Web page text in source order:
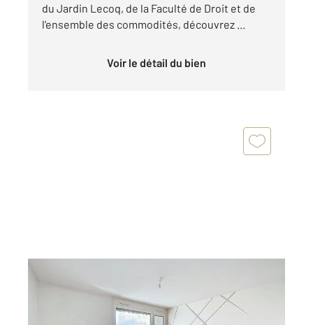
du Jardin Lecoq, de la Faculté de Droit et de
l'ensemble des commodités, découvrez ...
Voir le détail du bien
CLERMONT FERRAND 63
, 2 pièces